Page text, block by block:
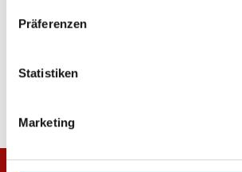
Präferenzen
Statistiken
Marketing
17,95 €